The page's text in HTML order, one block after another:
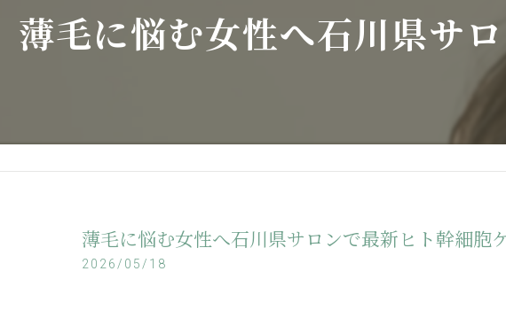
薄毛に悩む女性へ石川県サ
薄毛に悩む女性へ石川県サロンで最新ヒト幹細胞
2026/05/18